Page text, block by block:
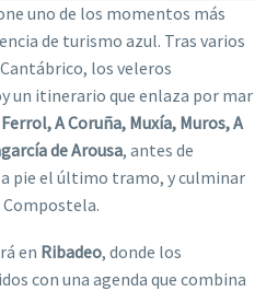
uno de los momentos más
de turismo azul. Tras varios
los veleros
un itinerario que enlaza por mar
A Coruña, Muxía, Muros, A
de Arousa, antes de
pie el último tramo, y culminar
Compostela.
en Ribadeo, donde los
con una agenda que combina